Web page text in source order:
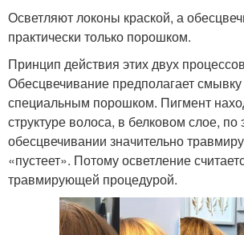
Осветляют локоны краской, а
практически только порошком.
Принцип действия этих двух
Обесцвечивание предполагает
специальным порошком. Пигмент
структуре волоса, в белковом слое, по
обесцвечивании значительно
«пустеет». Потому осветление
травмирующей процедурой.